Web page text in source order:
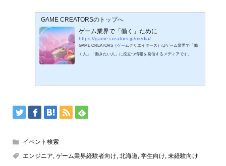
GAME CREATORSのトップへ
ゲーム業界で「働く」ために
https://game-creators.jp/media/
GAME CREATORS（ゲームクリエイターズ）はゲーム業界で「働
く人」「働きたい人」に役立つ情報を発信するメディアです。
イベント検索
エンジニア, ゲーム業界経験者向け, 北海道, 学生向け, 未経験向け